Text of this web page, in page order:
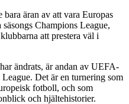
äran av att vara Europas
Champions League,
att prestera väl i
ändrats, är andan av UEFA-
Det är en turnering som
fotboll, och som
och hjältehistorier.